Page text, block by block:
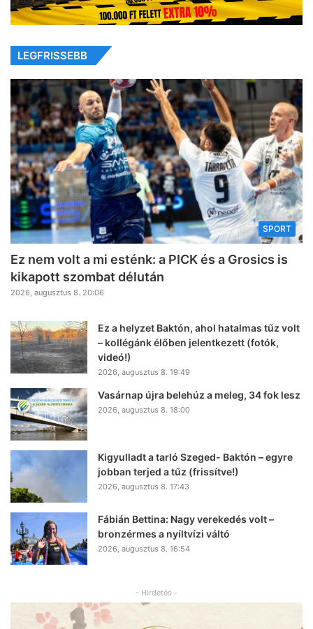
LEGFRISSEBB
SPORT
Ez nem volt a mi esténk: a PICK és a Grosics is
kikapott szombat délután
2026, augusztus 8. 20:06
Ez a helyzet Baktón, ahol hatalmas tűz volt
– kollégánk élőben jelentkezett (fotók,
videó!)
2026, augusztus 8. 19:49
Vasárnap újra belehúz a meleg, 34 fok lesz
2026, augusztus 8. 18:00
Kigyulladt a tarló Szeged- Baktón – egyre
jobban terjed a tűz (frissítve!)
2026, augusztus 8. 17:43
Fábián Bettina: Nagy verekedés volt –
bronzérmes a nyíltvízi váltó
2026, augusztus 8. 16:54
- Hirdetés -